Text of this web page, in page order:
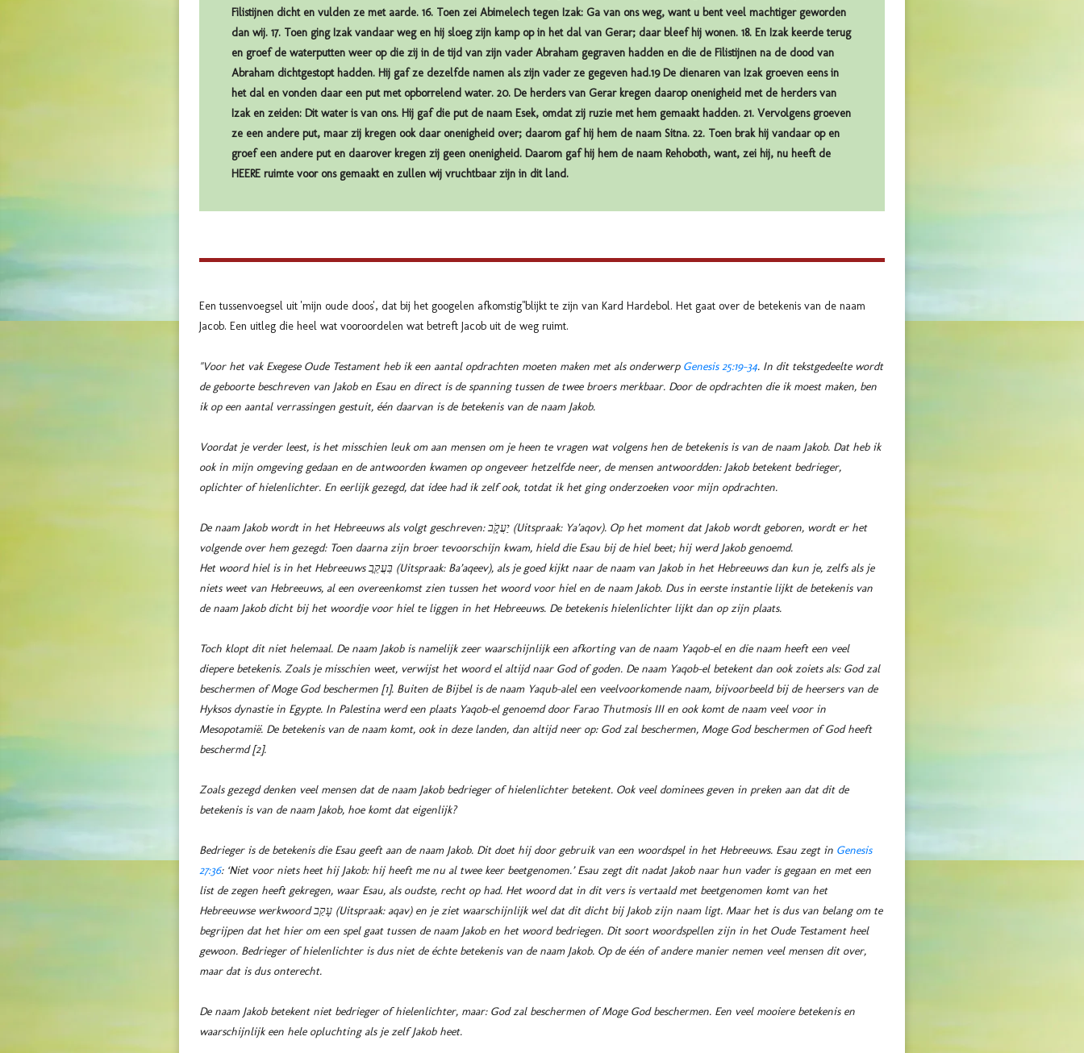
Filistijnen dicht en vulden ze met aarde. 16. Toen zei Abimelech tegen Izak: Ga van ons weg, want u bent veel machtiger geworden
dan wij. 17. Toen ging Izak vandaar weg en hij sloeg zijn kamp op in het dal van Gerar; daar bleef hij wonen. 18. En Izak keerde terug
en groef de waterputten weer op die zij in de tijd van zijn vader Abraham gegraven hadden en die de Filistijnen na de dood van
Abraham dichtgestopt hadden. Hij gaf ze dezelfde namen als zijn vader ze gegeven had.19 De dienaren van Izak groeven eens in
het dal en vonden daar een put met opborrelend water. 20. De herders van Gerar kregen daarop onenigheid met de herders van
Izak en zeiden: Dit water is van ons. Hij gaf die put de naam Esek, omdat zij ruzie met hem gemaakt hadden. 21. Vervolgens groeven
ze een andere put, maar zij kregen ook daar onenigheid over; daarom gaf hij hem de naam Sitna. 22. Toen brak hij vandaar op en
groef een andere put en daarover kregen zij geen onenigheid. Daarom gaf hij hem de naam Rehoboth, want, zei hij, nu heeft de
HEERE ruimte voor ons gemaakt en zullen wij vruchtbaar zijn in dit land.
Een tussenvoegsel uit 'mijn oude doos', dat bij het googelen afkomstig"blijkt te zijn van Kard Hardebol. Het gaat over de betekenis van de naam
Jacob. Een uitleg die heel wat vooroordelen wat betreft Jacob uit de weg ruimt.
"Voor het vak Exegese Oude Testament heb ik een aantal opdrachten moeten maken met als onderwerp Genesis 25:19-34. In dit tekstgedeelte wordt
de geboorte beschreven van Jakob en Esau en direct is de spanning tussen de twee broers merkbaar. Door de opdrachten die ik moest maken, ben
ik op een aantal verrassingen gestuit, één daarvan is de betekenis van de naam Jakob.
Voordat je verder leest, is het misschien leuk om aan mensen om je heen te vragen wat volgens hen de betekenis is van de naam Jakob. Dat heb ik
ook in mijn omgeving gedaan en de antwoorden kwamen op ongeveer hetzelfde neer, de mensen antwoordden: Jakob betekent bedrieger,
oplichter of hielenlichter. En eerlijk gezegd, dat idee had ik zelf ook, totdat ik het ging onderzoeken voor mijn opdrachten.
De naam Jakob wordt in het Hebreeuws als volgt geschreven: יַעֲקֹ֑ב (Uitspraak: Ya’aqov). Op het moment dat Jakob wordt geboren, wordt er het
volgende over hem gezegd: Toen daarna zijn broer tevoorschijn kwam, hield die Esau bij de hiel beet; hij werd Jakob genoemd.
Het woord hiel is in het Hebreeuws בַּעֲקֵ֣ב (Uitspraak: Ba’aqeev), als je goed kijkt naar de naam van Jakob in het Hebreeuws dan kun je, zelfs als je
niets weet van Hebreeuws, al een overeenkomst zien tussen het woord voor hiel en de naam Jakob. Dus in eerste instantie lijkt de betekenis van
de naam Jakob dicht bij het woordje voor hiel te liggen in het Hebreeuws. De betekenis hielenlichter lijkt dan op zijn plaats.
Toch klopt dit niet helemaal. De naam Jakob is namelijk zeer waarschijnlijk een afkorting van de naam Yaqob-el en die naam heeft een veel
diepere betekenis. Zoals je misschien weet, verwijst het woord el altijd naar God of goden. De naam Yaqob-el betekent dan ook zoiets als: God zal
beschermen of Moge God beschermen [1]. Buiten de Bijbel is de naam Yaqub-alel een veelvoorkomende naam, bijvoorbeeld bij de heersers van de
Hyksos dynastie in Egypte. In Palestina werd een plaats Yaqob-el genoemd door Farao Thutmosis III en ook komt de naam veel voor in
Mesopotamië. De betekenis van de naam komt, ook in deze landen, dan altijd neer op: God zal beschermen, Moge God beschermen of God heeft
beschermd [2].
Zoals gezegd denken veel mensen dat de naam Jakob bedrieger of hielenlichter betekent. Ook veel dominees geven in preken aan dat dit de
betekenis is van de naam Jakob, hoe komt dat eigenlijk?
Bedrieger is de betekenis die Esau geeft aan de naam Jakob. Dit doet hij door gebruik van een woordspel in het Hebreeuws. Esau zegt in Genesis
27:36: ‘Niet voor niets heet hij Jakob: hij heeft me nu al twee keer beetgenomen.’ Esau zegt dit nadat Jakob naar hun vader is gegaan en met een
list de zegen heeft gekregen, waar Esau, als oudste, recht op had. Het woord dat in dit vers is vertaald met beetgenomen komt van het
Hebreeuwse werkwoord עָקַב (Uitspraak: aqav) en je ziet waarschijnlijk wel dat dit dicht bij Jakob zijn naam ligt. Maar het is dus van belang om te
begrijpen dat het hier om een spel gaat tussen de naam Jakob en het woord bedriegen. Dit soort woordspellen zijn in het Oude Testament heel
gewoon. Bedrieger of hielenlichter is dus niet de échte betekenis van de naam Jakob. Op de één of andere manier nemen veel mensen dit over,
maar dat is dus onterecht.
De naam Jakob betekent niet bedrieger of hielenlichter, maar: God zal beschermen of Moge God beschermen. Een veel mooiere betekenis en
waarschijnlijk een hele opluchting als je zelf Jakob heet.